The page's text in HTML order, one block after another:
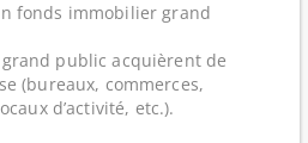
fonds immobilier grand
public acquièrent de
(bureaux, commerces,
d’activité, etc.).